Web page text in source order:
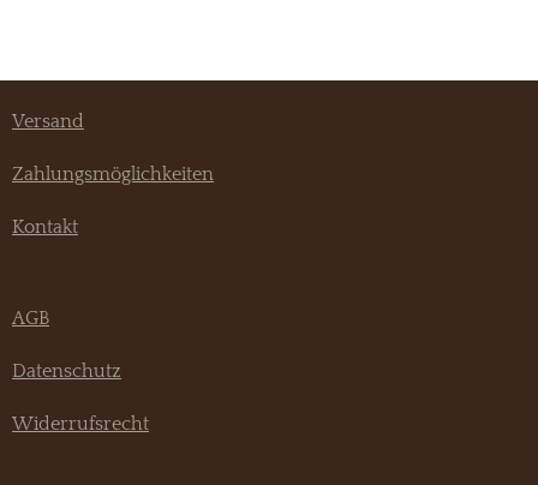
Versand
Zahlungsmöglichkeiten
Kontakt
AGB
Datenschutz
Widerrufsrecht